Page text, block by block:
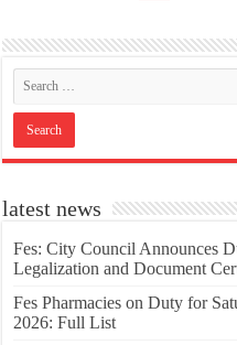
latest news
Fes: City Council Announces
Legalization and Document
Fes Pharmacies on Duty for
2026: Full List